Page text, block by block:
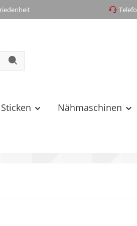
Nähmaschinen